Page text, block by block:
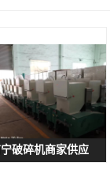
破碎机商家供应